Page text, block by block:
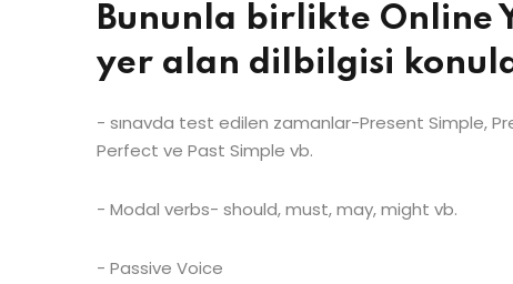
Bununla birlikte Online
yer alan dilbilgisi
- sınavda test edilen zamanlar-Present Simple,
Perfect ve Past Simple vb.
- Modal verbs- should, must, may, might vb.
- Passive Voice